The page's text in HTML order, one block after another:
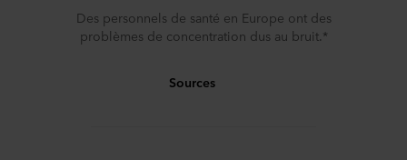
Des personnels de santé en Europe ont des
problèmes de concentration dus au bruit.*
Sources